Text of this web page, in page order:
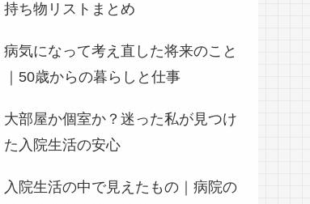
持ち物リストまとめ
病気になって考え直した将来のこと
｜50歳からの暮らしと仕事
大部屋か個室か？迷った私が見つけ
た入院生活の安心
入院生活の中で見えたもの｜病院の